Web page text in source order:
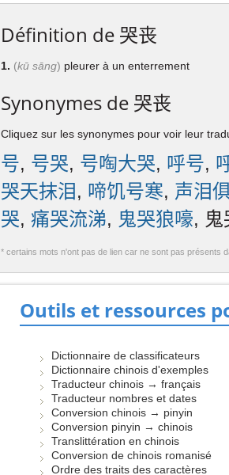
Calendrier en ligne
JO Pékin 2022
Définition de 哭丧
1. (kū sāng) pleurer à un enterrement
Synonymes de 哭丧
Cliquez sur les synonymes pour voir leur
号, 号哭, 号啕大哭, 呼号,
哭天抹泪 , 啼饥号寒, 声泪
哭, 痛哭流涕, 鬼哭狼嚎, 鬼
* certains mots n'ont pas de lien car ne sont pas présents
Outils et ressources
Dictionnaire de classificateurs
Dictionnaire chinois d'exemples
Traducteur chinois → français
Traducteur nombres et dates
Conversion chinois → pinyin
Conversion pinyin → chinois
Translittération en chinois
Conversion de chinois romanisé
Ordre des traits des caractères